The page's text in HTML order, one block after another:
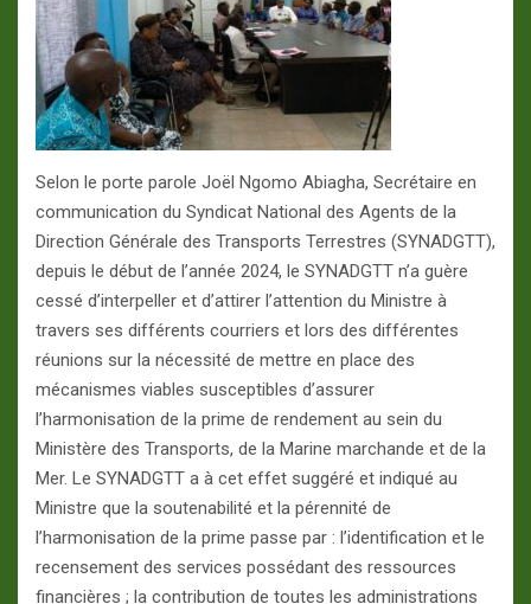
Selon le porte parole Joël Ngomo Abiagha, Secrétaire en
communication du Syndicat National des Agents de la
Direction Générale des Transports Terrestres (SYNADGTT),
depuis le début de l’année 2024, le SYNADGTT n’a guère
cessé d’interpeller et d’attirer l’attention du Ministre à
travers ses différents courriers et lors des différentes
réunions sur la nécessité de mettre en place des
mécanismes viables susceptibles d’assurer
l’harmonisation de la prime de rendement au sein du
Ministère des Transports, de la Marine marchande et de la
Mer. Le SYNADGTT a à cet effet suggéré et indiqué au
Ministre que la soutenabilité et la pérennité de
l’harmonisation de la prime passe par : l’identification et le
recensement des services possédant des ressources
financières ; la contribution de toutes les administrations